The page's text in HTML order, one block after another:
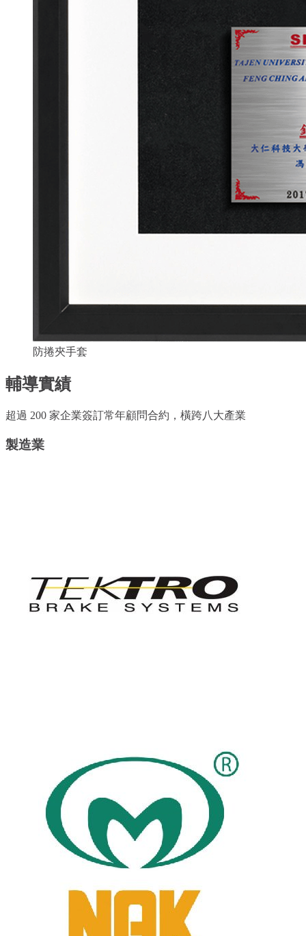
防捲夾手套
輔導實績
超過 200 家企業簽訂常年顧問合約，橫跨八大產業
製造業